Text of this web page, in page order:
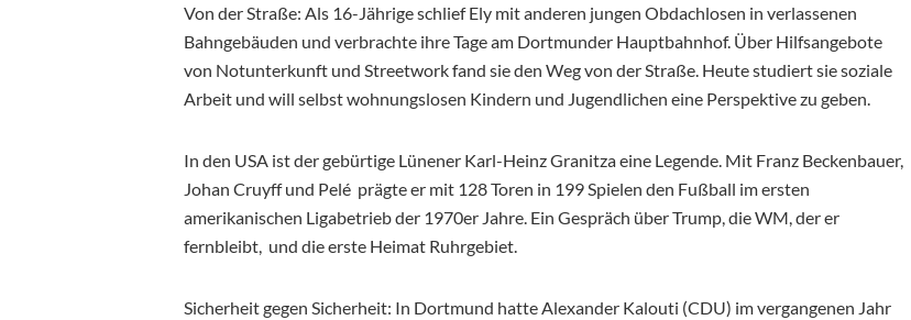
Von der Straße: Als 16-Jährige schlief Ely mit anderen jungen Obdachlosen in verlassenen
Bahngebäuden und verbrachte ihre Tage am Dortmunder Hauptbahnhof. Über Hilfsangebote
von Notunterkunft und Streetwork fand sie den Weg von der Straße. Heute studiert sie soziale
Arbeit und will selbst wohnungslosen Kindern und Jugendlichen eine Perspektive zu geben.
In den USA ist der gebürtige Lünener Karl-Heinz Granitza eine Legende. Mit Franz Beckenbauer,
Johan Cruyff und Pelé prägte er mit 128 Toren in 199 Spielen den Fußball im ersten
amerikanischen Ligabetrieb der 1970er Jahre. Ein Gespräch über Trump, die WM, der er
fernbleibt, und die erste Heimat Ruhrgebiet.
Sicherheit gegen Sicherheit: In Dortmund hatte Alexander Kalouti (CDU) im vergangenen Jahr